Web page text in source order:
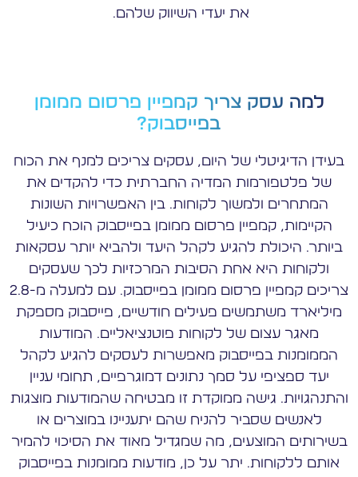
את יעדי השיווק שלהם.
למה עסק צריך קמפיין פרסום ממומן
בפייסבוק?
בעידן הדיגיטלי של היום, עסקים צריכים למנף את הכוח
של פלטפורמות המדיה החברתית כדי להקדים את
המתחרים ולמשוך לקוחות. בין האפשרויות השונות
הקיימות, קמפיין פרסום ממומן בפייסבוק הוכח כיעיל
ביותר. היכולת להגיע לקהל היעד ולהביא יותר עסקאות
ולקוחות היא אחת הסיבות המרכזיות לכך שעסקים
צריכים קמפיין פרסום ממומן בפייסבוק. עם למעלה מ-2.8
מיליארד משתמשים פעילים חודשיים, פייסבוק מספקת
מאגר עצום של לקוחות פוטנציאליים. המודעות
הממומנות בפייסבוק מאפשרות לעסקים להגיע לקהל
יעד ספציפי על סמך נתונים דמוגרפיים, תחומי עניין
והתנהגויות. גישה ממוקדת זו מבטיחה שהמודעות מוצגות
לאנשים שסביר להניח שהם יתעניינו במוצרים או
בשירותים המוצעים, מה שמגדיל מאוד את הסיכוי להמיר
אותם ללקוחות. יתר על כן, מודעות ממומנות בפייסבוק